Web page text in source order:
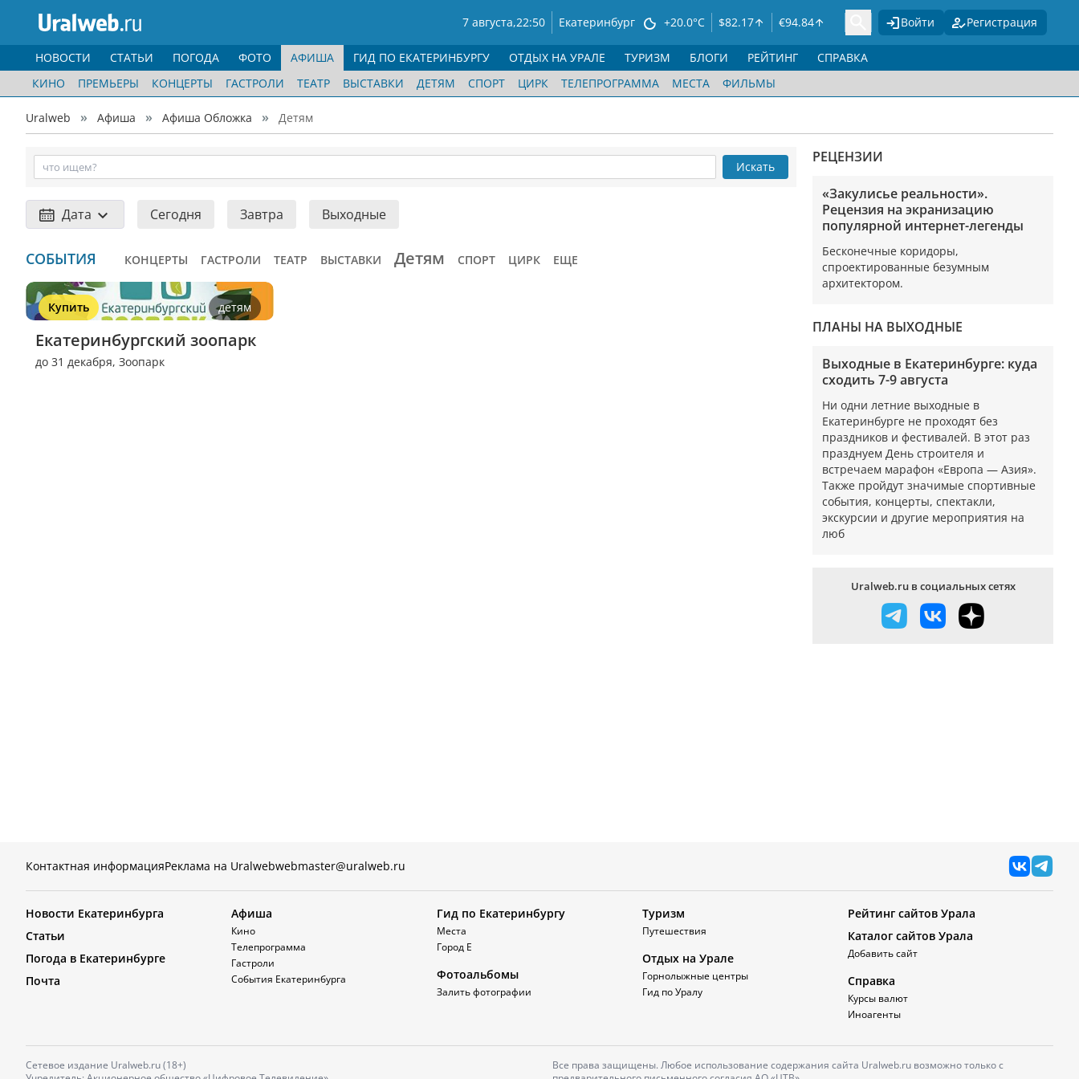
7 августа,22:50 Екатеринбург +20.0°C $82.17 €94.84 Войти Регистрация
НОВОСТИ СТАТЬИ ПОГОДА ФОТО
АФИША
КИНО
ПРЕМЬЕРЫ КОНЦЕРТЫ ГАСТРОЛИ ТЕАТР ВЫСТАВКИ ДЕТЯМ СПОРТ ЦИРК ТЕЛЕПРОГРАММА МЕСТА ФИЛЬМЫ
ГИД ПО ЕКАТЕРИНБУРГУ ОТДЫХ НА УРАЛЕ ТУРИЗМ БЛОГИ РЕЙТИНГ СПРАВКА
Uralweb Афиша Афиша Обложка Детям
Искать
Дата Сегодня Завтра Выходные
СОБЫТИЯ КОНЦЕРТЫ ГАСТРОЛИ ТЕАТР ВЫСТАВКИ Детям СПОРТ ЦИРК ЕЩЕ
Купить детям
Екатеринбургский зоопарк
до 31 декабря, Зоопарк
РЕЦЕНЗИИ
«Закулисье реальности».
Рецензия на экранизацию
популярной интернет-легенды
Бесконечные коридоры,
спроектированные безумным
архитектором.
ПЛАНЫ НА ВЫХОДНЫЕ
Выходные в Екатеринбурге: куда
сходить 7-9 августа
Ни одни летние выходные в
Екатеринбурге не проходят без
праздников и фестивалей. В этот раз
празднуем День строителя и
встречаем марафон «Европа — Азия».
Также пройдут значимые спортивные
события, концерты, спектакли,
экскурсии и другие мероприятия на
люб
Uralweb.ru в социальных сетях
Контактная информацияРеклама на Uralwebwebmaster@uralweb.ru
Новости Екатеринбурга
Статьи
Погода в Екатеринбурге
Почта
Афиша
Кино
Телепрограмма
Гастроли
События Екатеринбурга
Гид по Екатеринбургу
Места
Город Е
Фотоальбомы
Залить фотографии
Туризм
Путешествия
Отдых на Урале
Горнолыжные центры
Гид по Уралу
Рейтинг сайтов Урала
Каталог сайтов Урала
Добавить сайт
Справка
Курсы валют
Иноагенты
Сетевое издание Uralweb.ru (18+)
Все права защищены. Любое использование содержания сайта Uralweb.ru возможно только с